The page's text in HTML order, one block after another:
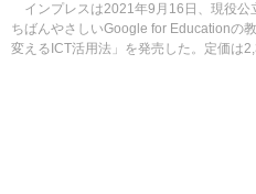
インプレスは2021年9月16日、現役公
ちばんやさしいGoogle for Educationの
変えるICT活用法」を発売した。定価は